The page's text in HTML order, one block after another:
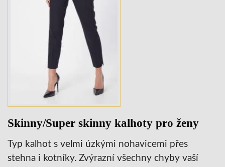
Skinny/Super skinny kalhoty pro ženy
Typ kalhot s velmi úzkými nohavicemi přes
stehna i kotníky. Zvýrazní všechny chyby vaší